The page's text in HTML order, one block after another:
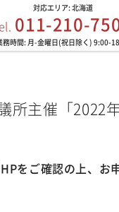
対応エリア: 北海道
011-210-
務時間: 月-金曜日(祝日除く) 9:00-
所主催「2022
をご確認の上、お